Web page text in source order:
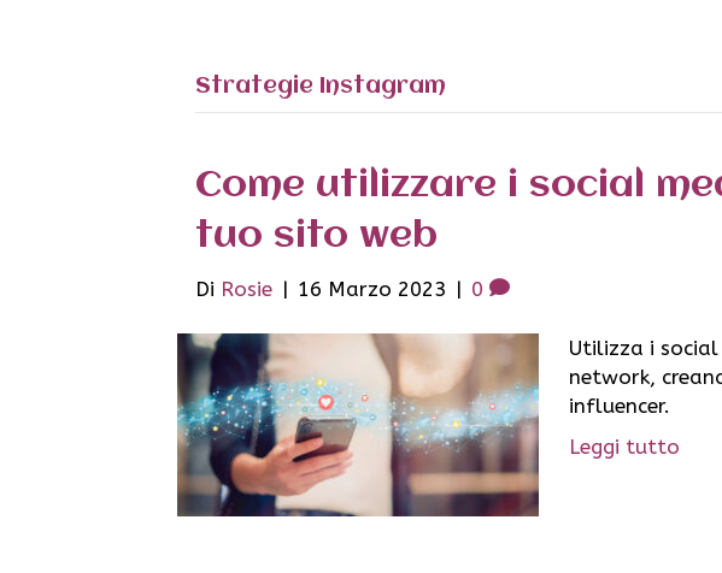
Strategie Instagram
Come utilizzare i social
tuo sito web
Di Rosie | 16 Marzo 2023 | 0
Utilizza i
network,
influencer.
Leggi tutto